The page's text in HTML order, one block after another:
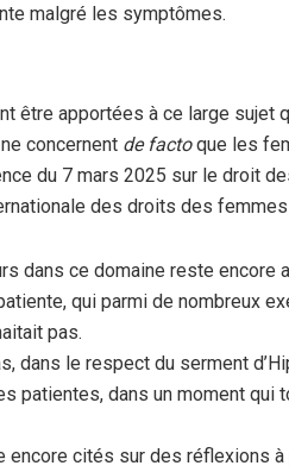
malgré les symptômes.
être apportées à ce large sujet
concernent de factoque les
du 7 mars 2025 sur le droit
des droits des
dans ce domaine reste encore
qui parmi de nombreux
pas.
dans le respect du serment
patientes, dans un moment qui
encore cités sur des réflexions